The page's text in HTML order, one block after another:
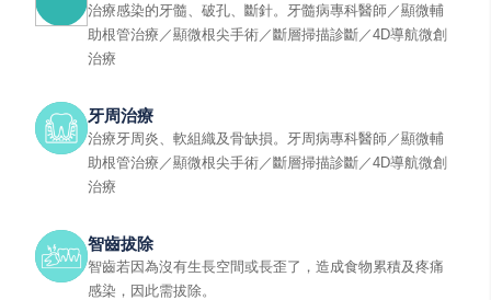
治療感染的牙髓、破孔、斷針。牙髓病專科醫師／顯微輔
助根管治療／顯微根尖手術／斷層掃描診斷／4D導航微創
治療
牙周治療
治療牙周炎、軟組織及骨缺損。牙周病專科醫師／顯微輔
助根管治療／顯微根尖手術／斷層掃描診斷／4D導航微創
治療
智齒拔除
智齒若因為沒有生長空間或長歪了，造成食物累積及疼痛
感染，因此需拔除。